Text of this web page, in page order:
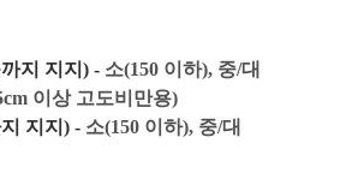
지 지지) - 소(150 이하), 중/대
이상 고도비만용)
지지) - 소(150 이하), 중/대